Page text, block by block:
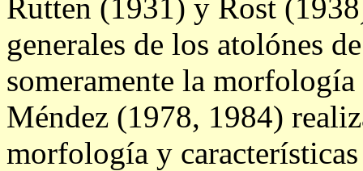
Rutten (1931) y Rost
generales de los atolónes
someramente la
Méndez (1978, 1984)
morfología y